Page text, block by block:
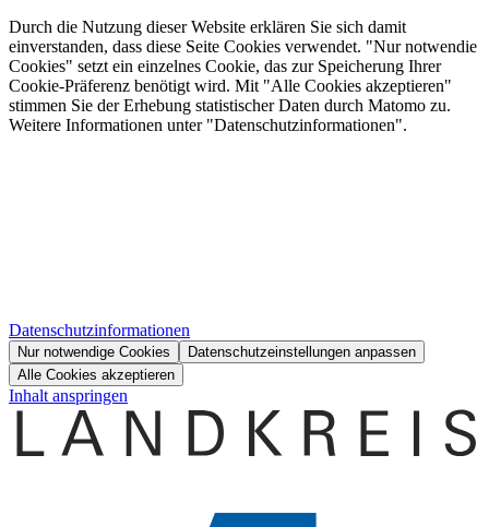
Durch die Nutzung dieser Website erklären Sie sich damit
einverstanden, dass diese Seite Cookies verwendet. "Nur notwendie
Cookies" setzt ein einzelnes Cookie, das zur Speicherung Ihrer
Cookie-Präferenz benötigt wird. Mit "Alle Cookies akzeptieren"
stimmen Sie der Erhebung statistischer Daten durch Matomo zu.
Weitere Informationen unter "Datenschutzinformationen".
Datenschutzinformationen
Nur notwendige Cookies
Datenschutzeinstellungen anpassen
Alle Cookies akzeptieren
Inhalt anspringen